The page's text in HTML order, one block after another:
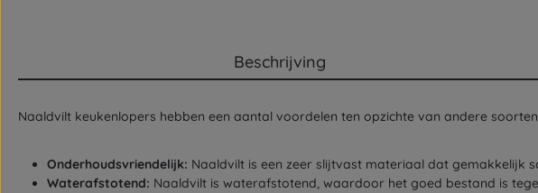
Beschrijving
Naaldvilt keukenlopers hebben een aantal voordelen ten opzichte van andere
Onderhoudsvriendelijk: Naaldvilt is een zeer slijtvast materiaal dat gemakkelijk
Waterafstotend: Naaldvilt is waterafstotend, waardoor het goed bestand is